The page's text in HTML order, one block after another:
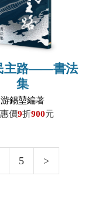
主路——書法
集
游錫堃編著
價9折900元
5 >